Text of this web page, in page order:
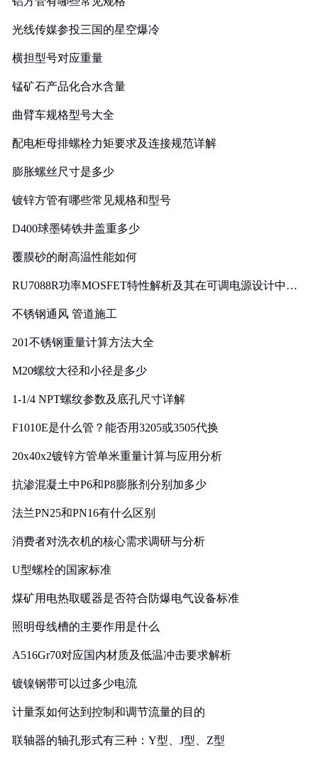
光线传媒参投三国的星空爆冷
横担型号对应重量
锰矿石产品化合水含量
曲臂车规格型号大全
配电柜母排螺栓力矩要求及连接规范详解
膨胀螺丝尺寸是多少
镀锌方管有哪些常见规格和型号
D400球墨铸铁井盖重多少
覆膜砂的耐高温性能如何
RU7088R功率MOSFET特性解析及其在可调电源设计中的
不锈钢通风 管道施工
201不锈钢重量计算方法大全
M20螺纹大径和小径是多少
1-1/4 NPT螺纹参数及底孔尺寸详解
F1010E是什么管？能否用3205或3505代换
20x40x2镀锌方管单米重量计算与应用分析
抗渗混凝土中P6和P8膨胀剂分别加多少
法兰PN25和PN16有什么区别
消费者对洗衣机的核心需求调研与分析
U型螺栓的国家标准
煤矿用电热取暖器是否符合防爆电气设备标准
照明母线槽的主要作用是什么
A516Gr70对应国内材质及低温冲击要求解析
镀镍钢带可以过多少电流
计量泵如何达到控制和调节流量的目的
联轴器的轴孔形式有三种：Y型、J型、Z型